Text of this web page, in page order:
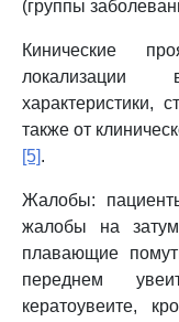
(группы
Кинические
локализации
характеристики,
также от
[5].
Жалобы:
жалобы на
плавающие
переднем
кератоувеите,